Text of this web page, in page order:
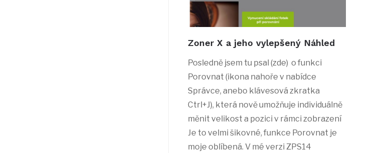
Zoner X a jeho vylepšený Náhled
Posledně jsem tu psal (zde) o funkci
Porovnat (ikona nahoře v nabídce
Správce, anebo klávesová zkratka
Ctrl+J), která nově umožňuje individuálně
měnit velikost a pozici v rámci zobrazení
Je to velmi šikovné, funkce Porovnat je
moje oblíbená. V mé verzi ZPS14